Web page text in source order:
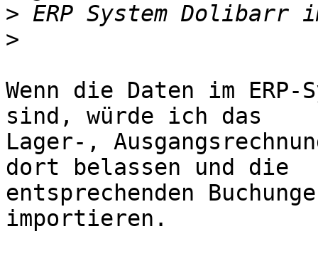
>
>
Wenn die Daten im
sind, würde ich das
Lager-,
dort belassen und die
entsprechenden
importieren.